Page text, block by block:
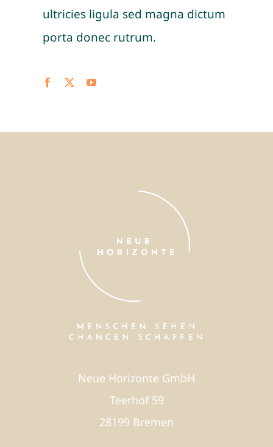
ultricies ligula sed magna dictum
porta donec rutrum.
Neue Horizonte GmbH
Teerhof 59
28199 Bremen